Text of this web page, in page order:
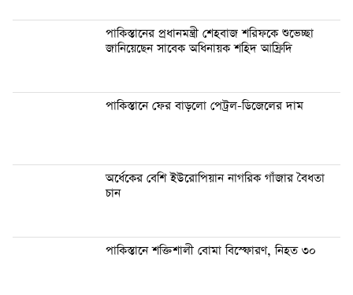
পাকিস্তানের প্রধানমন্ত্রী শেহবাজ শরিফকে শুভেচ্ছা
জানিয়েছেন সাবেক অধিনায়ক শহিদ আফ্রিদি
পাকিস্তানে ফের বাড়লো পেট্রল-ডিজেলের দাম
অর্ধেকের বেশি ইউরোপিয়ান নাগরিক গাঁজার বৈধতা
চান
পাকিস্তানে শক্তিশালী বোমা বিস্ফোরণ, নিহত ৩০